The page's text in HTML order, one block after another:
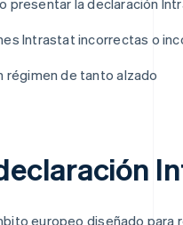
Intrastat incorrectas o
régimen de tanto alzado
europeo diseñado para